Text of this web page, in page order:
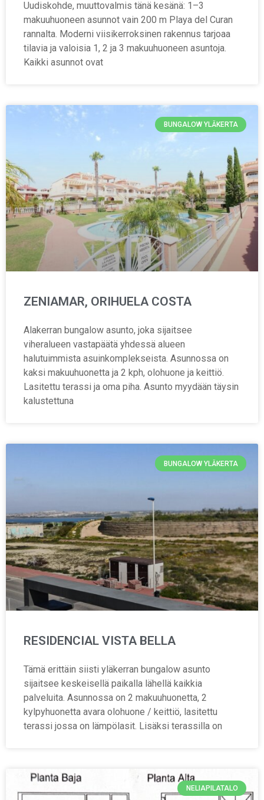
Uudiskohde, muuttovalmis tänä kesänä: 1–3
makuuhuoneen asunnot vain 200 m Playa del Curan
rannalta. Moderni viisikerroksinen rakennus tarjoaa
tilavia ja valoisia 1, 2 ja 3 makuuhuoneen asuntoja.
Kaikki asunnot ovat
BUNGALOW YLÄKERTA
ZENIAMAR, ORIHUELA COSTA
Alakerran bungalow asunto, joka sijaitsee
viheralueen vastapäätä yhdessä alueen
halutuimmista asuinkomplekseista. Asunnossa on
kaksi makuuhuonetta ja 2 kph, olohuone ja keittiö.
Lasitettu terassi ja oma piha. Asunto myydään täysin
kalustettuna
BUNGALOW YLÄKERTA
RESIDENCIAL VISTA BELLA
Tämä erittäin siisti yläkerran bungalow asunto
sijaitsee keskeisellä paikalla lähellä kaikkia
palveluita. Asunnossa on 2 makuuhuonetta, 2
kylpyhuonetta avara olohuone / keittiö, lasitettu
terassi jossa on lämpölasit. Lisäksi terassilla on
NELIAPILATALO